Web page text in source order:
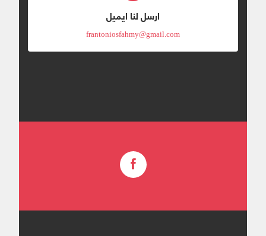
ارسل لنا ايميل
frantoniosfahmy@gmail.com